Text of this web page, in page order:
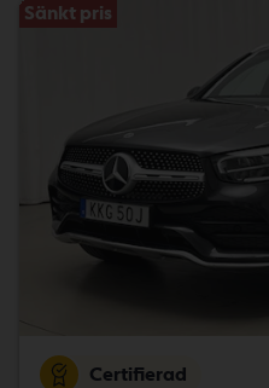
Sänkt pris
Certifierad